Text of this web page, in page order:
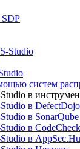
Studio
систем
в
Studio в DefectDojo
в SonarQube
в
в